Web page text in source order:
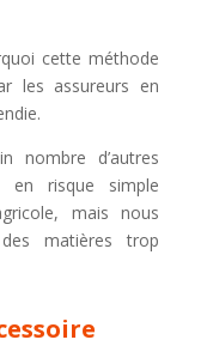
cette méthode
les assureurs en
nombre d’autres
en risque simple
mais nous
matières trop